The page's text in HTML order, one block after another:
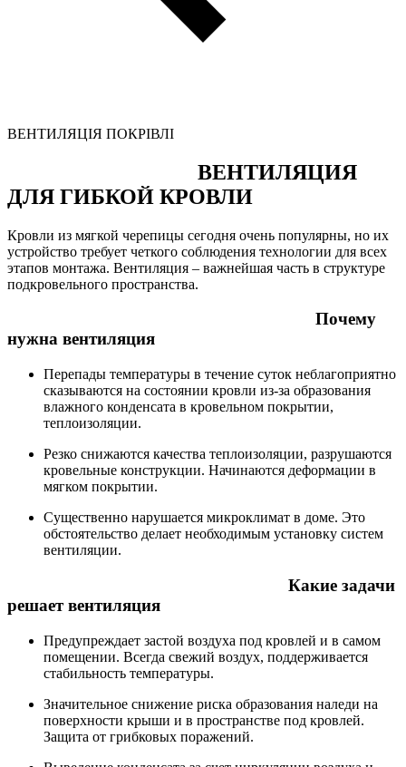
ВЕНТИЛЯЦІЯ ПОКРІВЛІ
ВЕНТИЛЯЦИЯ
ДЛЯ ГИБКОЙ КРОВЛИ
Кровли из мягкой черепицы сегодня очень популярны, но их
устройство требует четкого соблюдения технологии для всех
этапов монтажа. Вентиляция – важнейшая часть в структуре
подкровельного пространства.
Почему
нужна вентиляция
Перепады температуры в течение суток неблагоприятно
сказываются на состоянии кровли из-за образования
влажного конденсата в кровельном покрытии,
теплоизоляции.
Резко снижаются качества теплоизоляции, разрушаются
кровельные конструкции. Начинаются деформации в
мягком покрытии.
Существенно нарушается микроклимат в доме. Это
обстоятельство делает необходимым установку систем
вентиляции.
Какие задачи
решает вентиляция
Предупреждает застой воздуха под кровлей и в самом
помещении. Всегда свежий воздух, поддерживается
стабильность температуры.
Значительное снижение риска образования наледи на
поверхности крыши и в пространстве под кровлей.
Защита от грибковых поражений.